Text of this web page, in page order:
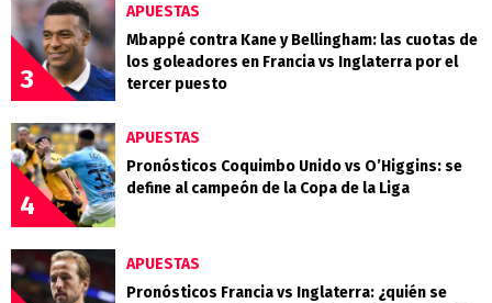
3
APUESTAS
Mbappé contra Kane y Bellingham: las cuotas de
los goleadores en Francia vs Inglaterra por el
tercer puesto
4
APUESTAS
Pronósticos Coquimbo Unido vs O’Higgins: se
define al campeón de la Copa de la Liga
APUESTAS
Pronósticos Francia vs Inglaterra: ¿quién se